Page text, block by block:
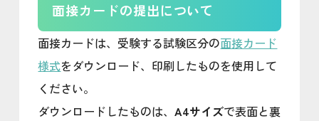
面接カードの提出について
面接カードは、受験する試験区分の面接カード
様式をダウンロード、印刷したものを使用して
ください。
ダウンロードしたものは、A4サイズで表面と裏